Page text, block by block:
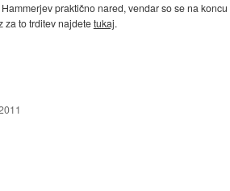
praktično nared, vendar so se na
za to trditev najdetetukaj.